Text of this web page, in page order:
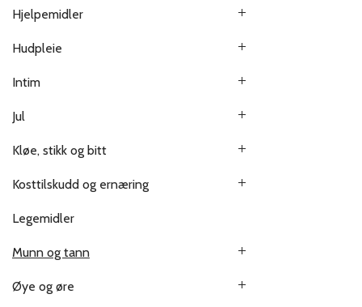
Hjelpemidler
Hudpleie
Intim
Jul
Kløe, stikk og bitt
Kosttilskudd og ernæring
Legemidler
Munn og tann
Øye og øre